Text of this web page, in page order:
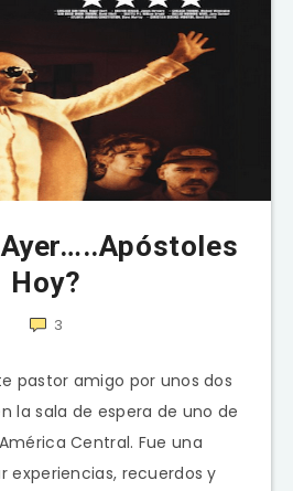
Hoy?
3
pastor amigo por unos dos
la sala de espera de uno de
Central. Fue una
experiencias, recuerdos y